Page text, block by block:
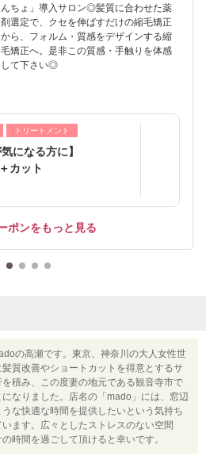
んちょ」導入サロン◎髪質に合わせた薬
剤選定で、クセを伸ばすだけの縮毛矯正
から、フォルム・質感をデザインする縮
毛矯正へ。是非この質感・手触りを体感
して下さい◎
トリートメント
になる方に】
カット
ポンをもっと見る
の高瀬です。東京、神奈川の大人女性世
質改善やショートカットを得意とするサ
を積み、この度妻の地元である観音寺市で
になりました。店名の「mado」には、窓辺
な快適な時間を提供したいという気持ち
ます。広々としたストレスのない空間
の時間を過ごして頂けると幸いです。